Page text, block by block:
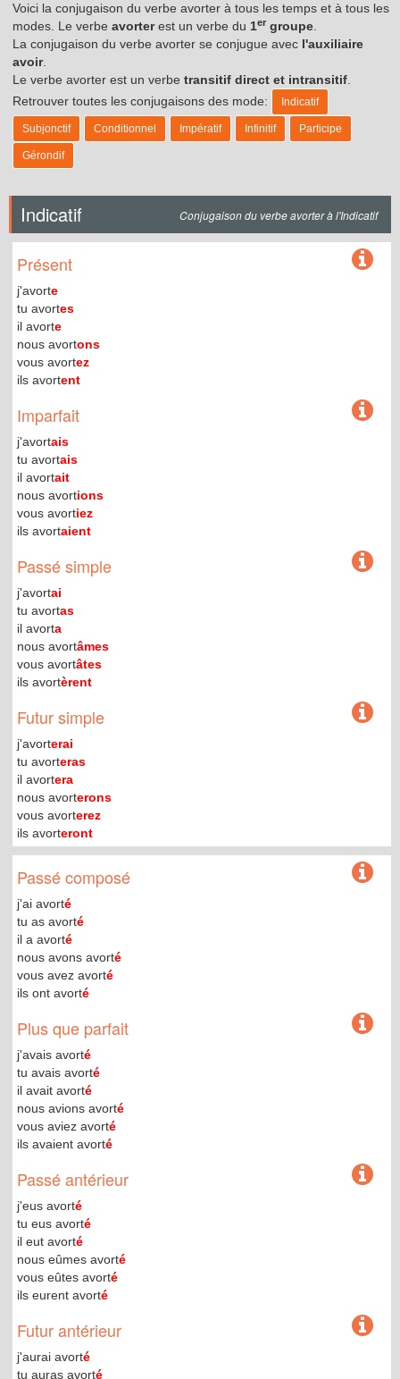
Voici la conjugaison du verbe avorter à tous les temps et à tous les
modes. Le verbe avorterest un verbe du 1er groupe
La conjugaison du verbe avorter se conjugue avec l'auxiliaire
avoir.
Le verbe avorter est un verbe transitif direct et intransitif
Retrouver toutes les conjugaisons des mode:
Indicatif
Subjonctif Conditionnel Impératif Infinitif Participe
Gérondif
Indicatif Conjugaison du verbe avorter à l'Indicatif
Présent
j'avorte
tu avortes
il avorte
nous avortons
vous avortez
ils avortent
Imparfait
j'avortais
tu avortais
il avortait
nous avortions
vous avortiez
ils avortaient
Passé simple
j'avortai
tu avortas
il avorta
nous avortâmes
vous avortâtes
ils avortèrent
Futur simple
j'avorterai
tu avorteras
il avortera
nous avorterons
vous avorterez
ils avorteront
Passé composé
j'ai avorté
tu as avorté
il a avorté
nous avons avorté
vous avez avorté
ils ont avorté
Plus que parfait
j'avais avorté
tu avais avorté
il avait avorté
nous avions avorté
vous aviez avorté
ils avaient avorté
Passé antérieur
j'eus avorté
tu eus avorté
il eut avorté
nous eûmes avorté
vous eûtes avorté
ils eurent avorté
Futur antérieur
j'aurai avorté
tu auras avorté